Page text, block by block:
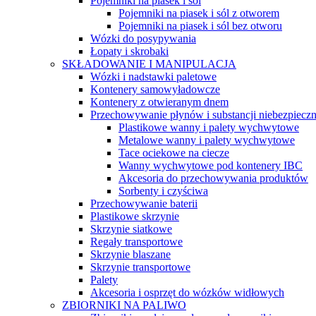
Pojemniki na piasek i sól z otworem
Pojemniki na piasek i sól bez otworu
Wózki do posypywania
Łopaty i skrobaki
SKŁADOWANIE I MANIPULACJA
Wózki i nadstawki paletowe
Kontenery samowyładowcze
Kontenery z otwieranym dnem
Przechowywanie płynów i substancji
Plastikowe wanny i palety wychwytowe
Metalowe wanny i palety wychwytowe
Tace ociekowe na ciecze
Wanny wychwytowe pod kontenery IBC
Akcesoria do przechowywania produktów
Sorbenty i czyściwa
Przechowywanie baterii
Plastikowe skrzynie
Skrzynie siatkowe
Regały transportowe
Skrzynie blaszane
Skrzynie transportowe
Palety
Akcesoria i osprzęt do wózków widłowych
ZBIORNIKI NA PALIWO